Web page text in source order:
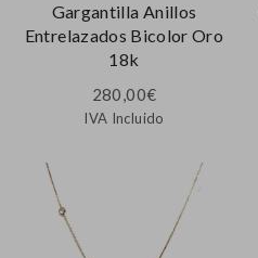
Gargantilla Anillos
Entrelazados Bicolor Oro
18k
280,00€
IVA Incluido